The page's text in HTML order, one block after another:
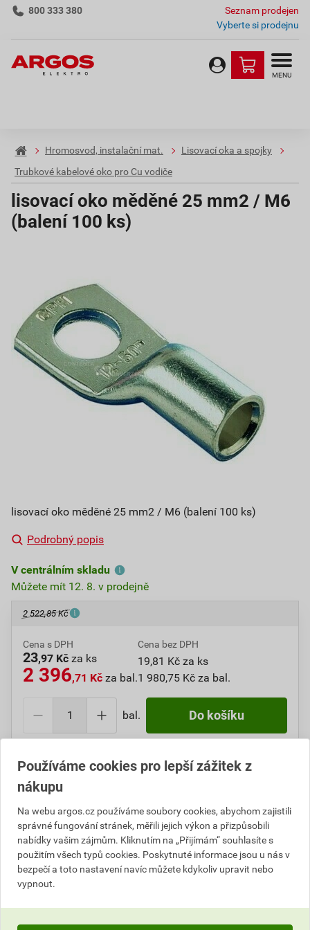
800 333 380
Seznam prodejen
Vyberte si prodejnu
MENU
Hromosvod, instalační mat.
Lisovací oka a spojky
Trubkové kabelové oko pro Cu vodiče
lisovací oko měděné 25 mm2 / M6
(balení 100 ks)
lisovací oko měděné 25 mm2 / M6 (balení 100 ks)
Podrobný popis
V centrálním skladu
Můžete mít 12. 8. v prodejně
2 522,85 Kč
Cena s DPH
23,97 Kč za ks
2 396,71 Kč za bal.
Cena bez DPH
19,81 Kč za ks
1 980,75 Kč za bal.
bal. Do košíku
Do košíku přidáte 1 bal. / 100 ks za 2 396,71
DPH ( 1 980,75Kčbez DPH).
Číslo položky: 1000109420
Katalogový kód: 0MPPN
Výrobky značky:
GPH
Popis
Používáme cookies pro lepší zážitek z
nákupu
Na webu argos.cz používáme soubory cookies, abychom zajistili
správné fungování stránek, měřili jejich výkon a přizpůsobili
nabídky vašim zájmům. Kliknutím na „Přijímám“ souhlasíte s
použitím všech typů cookies. Poskytnuté informace jsou u nás v
bezpečí a toto nastavení navíc můžete kdykoliv upravit nebo
vypnout.